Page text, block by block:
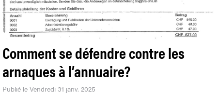
Comment se défendre contre les
arnaques à l’annuaire?
Publié le Vendredi 31 janv. 2025